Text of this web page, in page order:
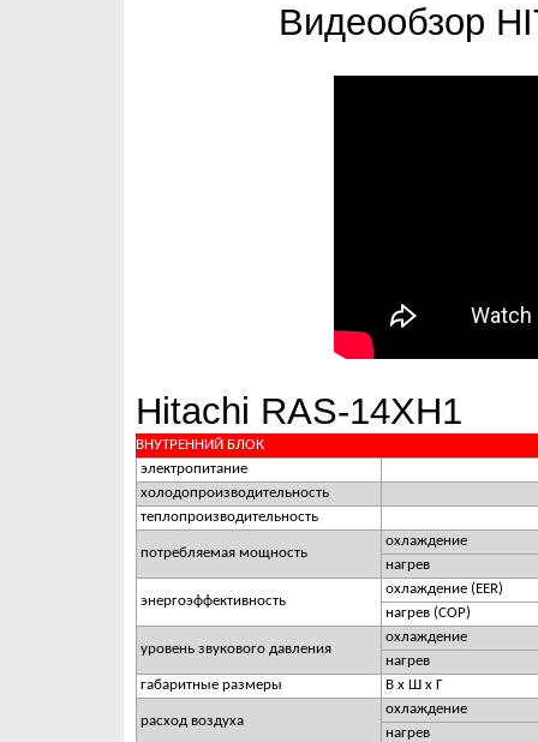
Видеообзор
Hitachi RAS-14XH1
ВНУТРЕННИЙ БЛОК
электропитание
холодопроизводительность
теплопроизводительность
потребляемая мощность
охлаждение
нагрев
энергоэффективность
охлаждение (EER)
нагрев (COP)
уровень звукового давления
охлаждение
нагрев
габаритные размеры
В х Ш х Г
расход воздуха
охлаждение
нагрев